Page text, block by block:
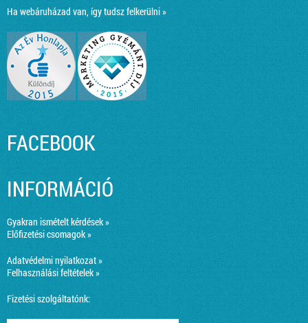
Ha webáruházad van, így tudsz felkerülni »
FACEBOOK
INFORMÁCIÓ
Gyakran ismételt kérdések »
Előfizetési csomagok »
Adatvédelmi nyilatkozat »
Felhasználási feltételek »
Fizetési szolgáltatónk: